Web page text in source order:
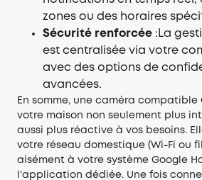
zones ou des horaires
Sécurité renforcée :La
est centralisée via votre
avec des options de
avancées.
En somme, une caméra compatible
votre maison non seulement plus
aussi plus réactive à vos besoins.
votre réseau domestique (Wi-Fi ou
aisément à votre système Google
l'application dédiée. Une fois